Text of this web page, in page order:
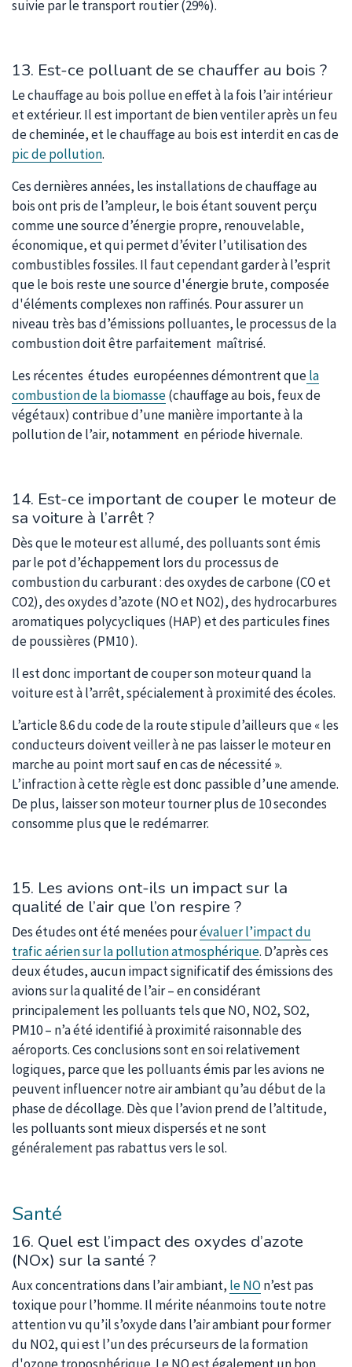
suivie par le transport routier (29%).
13. Est-ce polluant de se chauffer au bois ?
Le chauffage au bois pollue en effet à la fois l’air intérieur
et extérieur. Il est important de bien ventiler après un feu
de cheminée, et le chauffage au bois est interdit en cas de
pic de pollution.
Ces dernières années, les installations de chauffage au
bois ont pris de l’ampleur, le bois étant souvent perçu
comme une source d’énergie propre, renouvelable,
économique, et qui permet d’éviter l’utilisation des
combustibles fossiles. Il faut cependant garder à l’esprit
que le bois reste une source d'énergie brute, composée
d'éléments complexes non raffinés. Pour assurer un
niveau très bas d’émissions polluantes, le processus de la
combustion doit être parfaitement maîtrisé.
Les récentes études européennes démontrent quela
combustion de la biomasse(chauffage au bois, feux de
végétaux) contribue d’une manière importante à la
pollution de l’air, notamment en période hivernale.
14. Est-ce important de couper le moteur de
sa voiture à l’arrêt ?
Dès que le moteur est allumé, des polluants sont émis
par le pot d’échappement lors du processus de
combustion du carburant : des oxydes de carbone (CO et
CO2), des oxydes d’azote (NO et NO2), des hydrocarbures
aromatiques polycycliques (HAP) et des particules fines
de poussières (PM10 ).
Il est donc important de couper son moteur quand la
voiture est à l’arrêt, spécialement à proximité des écoles.
L’article 8.6 du code de la route stipule d’ailleurs que « les
conducteurs doivent veiller à ne pas laisser le moteur en
marche au point mort sauf en cas de nécessité ».
L’infraction à cette règle est donc passible d’une amende.
De plus, laisser son moteur tourner plus de 10 secondes
consomme plus que le redémarrer.
15. Les avions ont-ils un impact sur la
qualité de l’air que l’on respire ?
Des études ont été menées pourévaluer l’impact du
trafic aérien sur la pollution atmosphérique. D’après ces
deux études, aucun impact significatif des émissions des
avions sur la qualité de l’air – en considérant
principalement les polluants tels que NO, NO2, SO2,
PM10 – n’a été identifié à proximité raisonnable des
aéroports. Ces conclusions sont en soi relativement
logiques, parce que les polluants émis par les avions ne
peuvent influencer notre air ambiant qu’au début de la
phase de décollage. Dès que l’avion prend de l’altitude,
les polluants sont mieux dispersés et ne sont
généralement pas rabattus vers le sol.
Santé
16. Quel est l’impact des oxydes d’azote
(NOx) sur la santé ?
Aux concentrations dans l’air ambiant, le NO n’est pas
toxique pour l’homme. Il mérite néanmoins toute notre
attention vu qu’il s’oxyde dans l’air ambiant pour former
du NO2, qui est l’un des précurseurs de la formation